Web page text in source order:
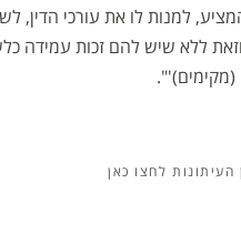
למנות לו את עורכי הדין,
ללא שיש להם זכות עמידה
(מקימים)'".
העיתונות